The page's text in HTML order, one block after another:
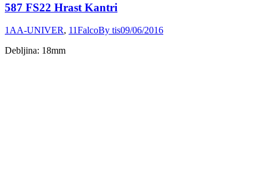
587 FS22 Hrast Kantri
1AA-UNIVER, 11FalcoBy tis09/06/2016
Debljina: 18mm